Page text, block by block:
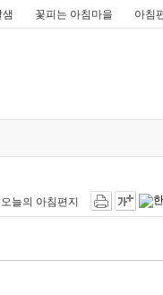
샘 꽃피는 아침마을 아침
늘의 아침편지